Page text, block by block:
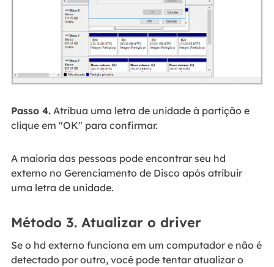
Passo 4.Atribua uma letra de unidade à partição e
clique em "OK" para confirmar.
A maioria das pessoas pode encontrar seu hd
externo no Gerenciamento de Disco após atribuir
uma letra de unidade.
Método 3. Atualizar o driver
Se o hd externo funciona em um computador e não é
detectado por outro, você pode tentar atualizar o